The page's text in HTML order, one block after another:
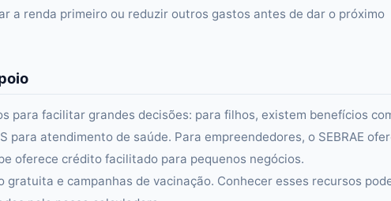
a renda primeiro ou reduzir outros gastos antes de dar o próximo
para facilitar grandes decisões: para filhos, existem benefícios
para atendimento de saúde. Para empreendedores, o SEBRAE
oferece crédito facilitado para pequenos negócios.
e campanhas de vacinação. Conhecer esses recursos